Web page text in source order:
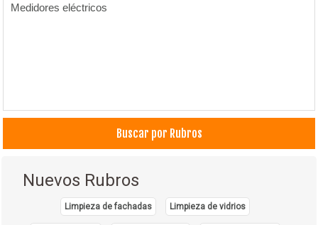
Medidores eléctricos
Buscar por Rubros
Nuevos Rubros
Limpieza de fachadas Limpieza de vidrios